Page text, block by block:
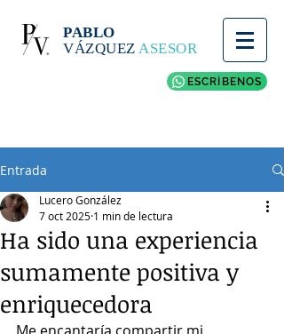
PABLO
VÁZQUEZASESOR
ESCRÍBENOS
Entrada
Ha sido una experiencia
sumamente positiva y
enriquecedora
Lucero González
7 oct 2025 1 min de lectura